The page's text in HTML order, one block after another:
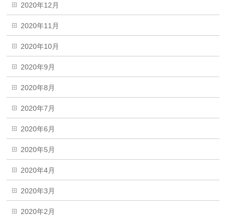
2020年12月
2020年11月
2020年10月
2020年9月
2020年8月
2020年7月
2020年6月
2020年5月
2020年4月
2020年3月
2020年2月